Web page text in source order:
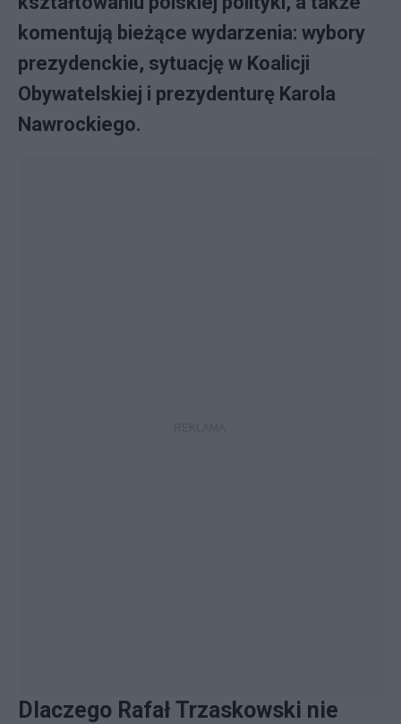
komentują bieżące wydarzenia: wybory
prezydenckie, sytuację w Koalicji
Obywatelskiej i prezydenturę Karola
Nawrockiego.
Dlaczego Rafał Trzaskowski nie